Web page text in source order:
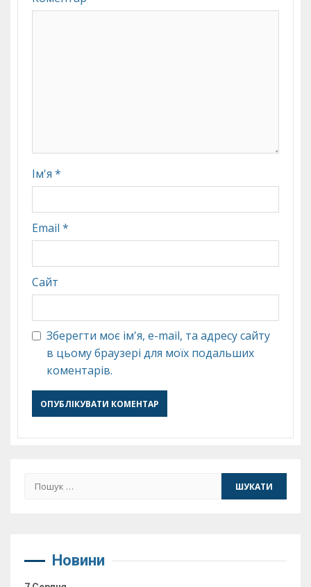
Ім'я *
Email *
Сайт
Зберегти моє ім'я, e-mail, та адресу сайту
в цьому браузері для моїх подальших
коментарів.
Пошук:
Новини